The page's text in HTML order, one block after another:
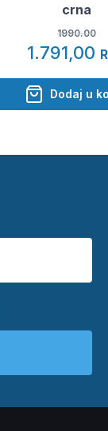
crna
1990.00
1.791,00
Dodaj u